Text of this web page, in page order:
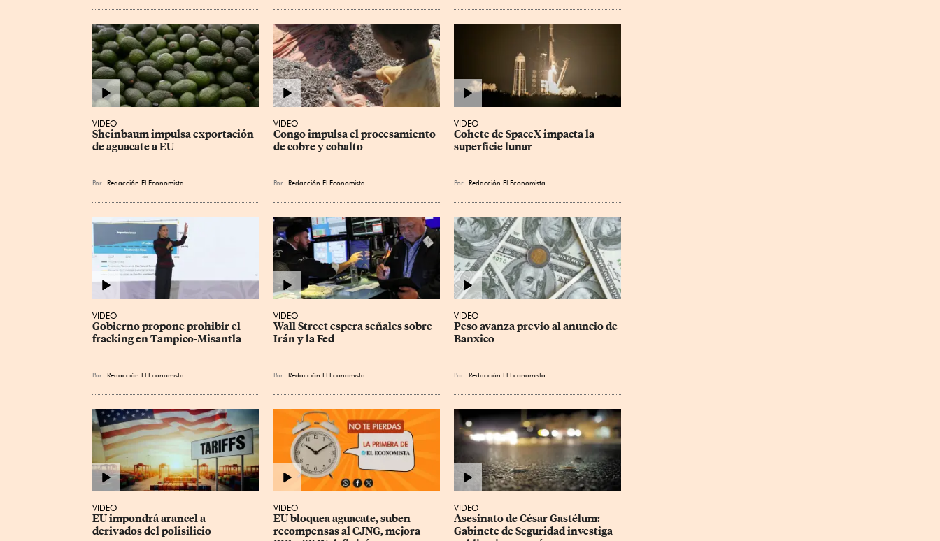
VIDEO
Sheinbaum impulsa exportación
de aguacate a EU
Por Redacción El Economista
VIDEO
Congo impulsa el procesamiento
de cobre y cobalto
Por Redacción El Economista
VIDEO
Cohete de SpaceX impacta la
superficie lunar
Por Redacción El Economista
VIDEO
Gobierno propone prohibir el
fracking en Tampico-Misantla
Por Redacción El Economista
VIDEO
Wall Street espera señales sobre
Irán y la Fed
Por Redacción El Economista
VIDEO
Peso avanza previo al anuncio de
Banxico
Por Redacción El Economista
VIDEO
EU impondrá arancel a
derivados del polisilicio
VIDEO
EU bloquea aguacate, suben
recompensas al CJNG, mejora
VIDEO
Asesinato de César Gastélum:
Gabinete de Seguridad investiga